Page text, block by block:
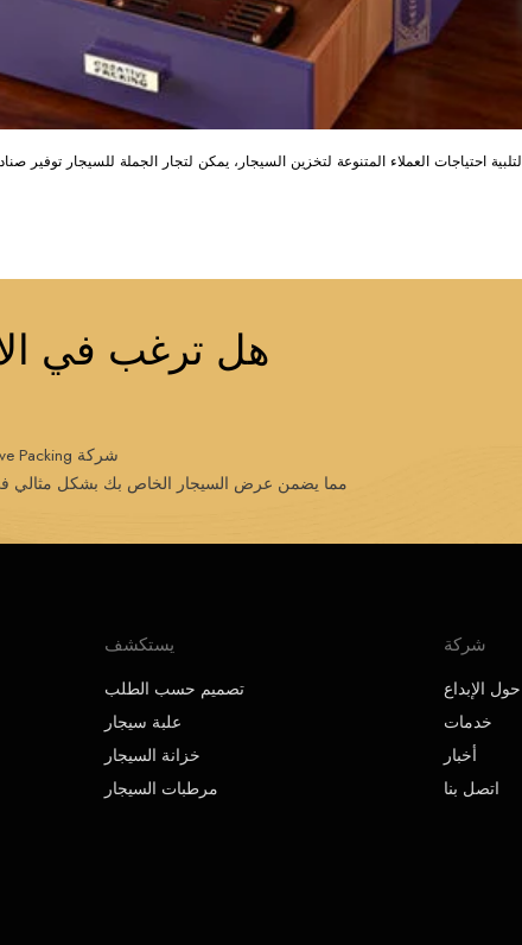
لتلبية احتياجات العملاء المتنوعة لتخزين السيجار، يمكن لتجار الجملة للسيجار
هل ترغب في
شركة Creative Packing متخصصة في التصميم والجودة الاستثنائية،
مما يضمن عرض السيجار الخاص بك بشكل مثالي في
يستكشف
تصميم حسب الطلب
علبة سيجار
خزانة السيجار
مرطبات السيجار
شركة
حول الإبداع
خدمات
أخبار
اتصل بنا